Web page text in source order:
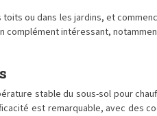
ou dans les jardins, et
intéressant,
stable du sous-sol pour
est remarquable, avec des